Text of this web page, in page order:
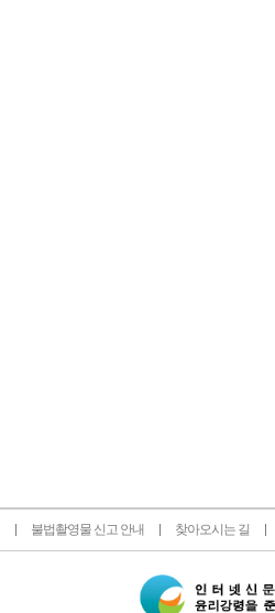
불법촬영물 신고 안내 찾아오시는 길
터